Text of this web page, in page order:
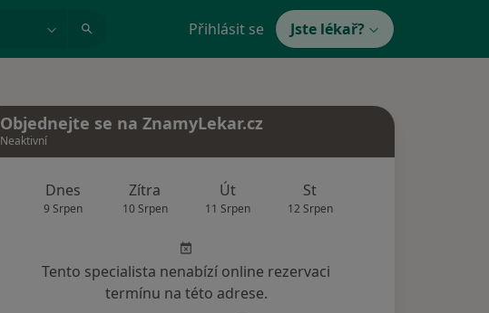
Přihlásit se Jste lékař?
Objednejte se na ZnamyLekar.cz
Neaktivní
Dnes
9 Srpen
Zítra
10 Srpen
Út
11 Srpen
St
12 Srpen
Tento specialista nenabízí online rezervaci
termínu na této adrese.